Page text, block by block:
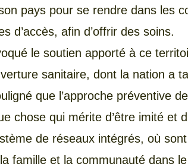
pays pour se rendre dans les
d’accès, afin d’offrir des soins.
le soutien apporté à ce
sanitaire, dont la nation a
que l’approche préventive
chose qui mérite d’être imité et
de réseaux intégrés, où
famille et la communauté dans